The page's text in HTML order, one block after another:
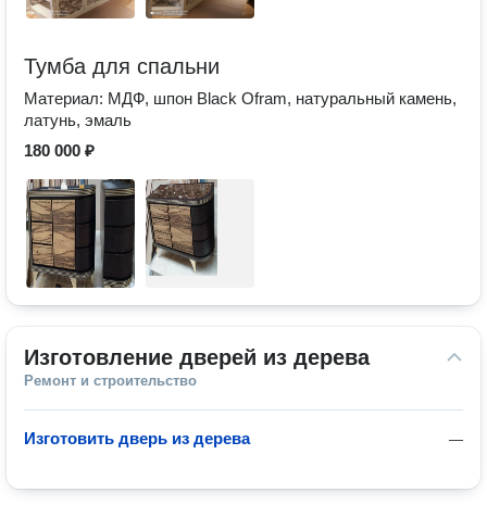
Тумба для спальни
Материал: МДФ, шпон Black Ofram, натуральный камень,
латунь, эмаль
180 000 ₽
Изготовление дверей из дерева
Ремонт и строительство
—
Изготовить дверь из дерева